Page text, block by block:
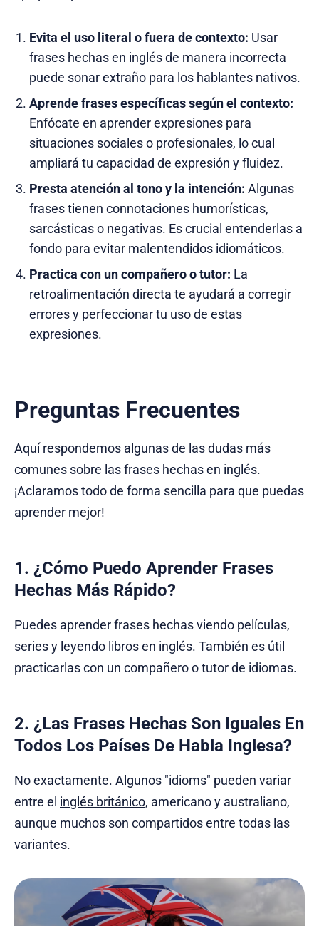
Evita el uso literal o fuera de contexto: Usar
frases hechas en inglés de manera incorrecta
puede sonar extraño para los hablantes nativos.
Aprende frases específicas según el contexto:
Enfócate en aprender expresiones para
situaciones sociales o profesionales, lo cual
ampliará tu capacidad de expresión y fluidez.
Presta atención al tono y la intención: Algunas
frases tienen connotaciones humorísticas,
sarcásticas o negativas. Es crucial entenderlas a
fondo para evitar malentendidos idiomáticos.
Practica con un compañero o tutor: La
retroalimentación directa te ayudará a corregir
errores y perfeccionar tu uso de estas
expresiones.
Preguntas Frecuentes
Aquí respondemos algunas de las dudas más
comunes sobre las frases hechas en inglés.
¡Aclaramos todo de forma sencilla para que puedas
aprender mejor!
1. ¿Cómo Puedo Aprender Frases
Hechas Más Rápido?
Puedes aprender frases hechas viendo películas,
series y leyendo libros en inglés. También es útil
practicarlas con un compañero o tutor de idiomas.
2. ¿Las Frases Hechas Son Iguales En
Todos Los Países De Habla Inglesa?
No exactamente. Algunos "idioms" pueden variar
entre el inglés británico, americano y australiano,
aunque muchos son compartidos entre todas las
variantes.